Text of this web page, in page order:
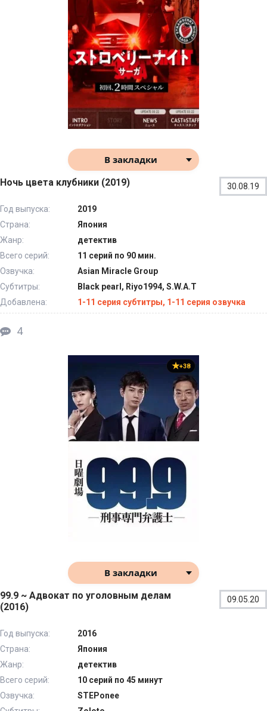
В закладки
Ночь цвета клубники (2019) 30.08.19
Год выпуска:
2019
Страна:
Япония
Жанр:
детектив
Всего серий:
11 серий по 90 мин.
Озвучка:
Asian Miracle Group
Субтитры:
Black pearl, Riyo1994, S.W.A.T
Добавлена:
1-11 серия субтитры, 1-11 серия озвучка
4
+38
В закладки
99.9 ~ Адвокат по уголовным делам
(2016)
09.05.20
Год выпуска:
2016
Страна:
Япония
Жанр:
детектив
Всего серий:
10 серий по 45 минут
Озвучка:
STEPonee